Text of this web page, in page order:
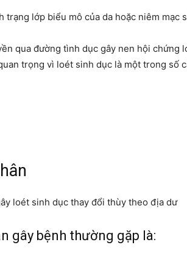
trạng lớp biểu mô của da hoặc niêm mạc
qua đường tình dục gây nen hội chứng
trọng vì loét sinh dục là một trong số
loét sinh dục thay đổi thùy theo địa dư
gây bệnh thường gặp là: